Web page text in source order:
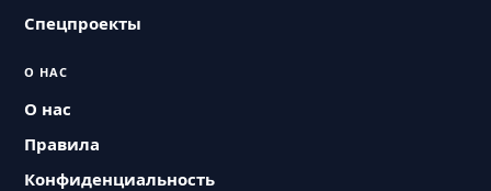
Спецпроекты
О НАС
О нас
Правила
Конфиденциальность